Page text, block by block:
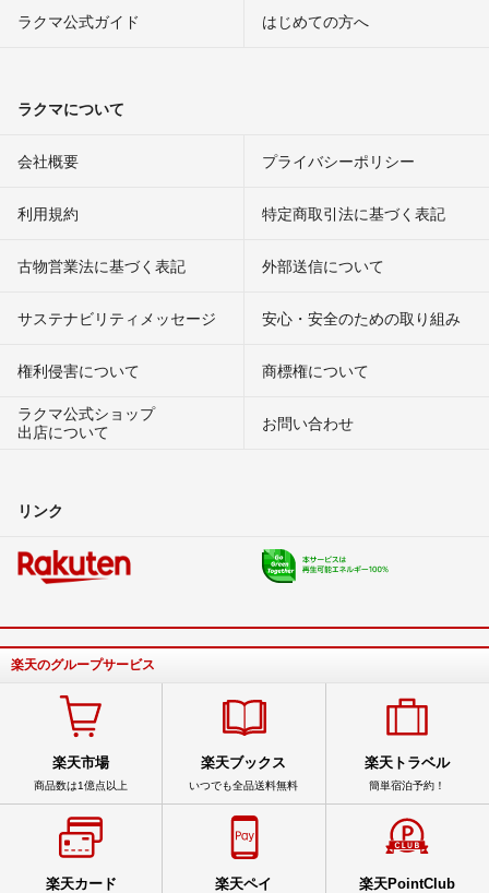
ラクマ公式ガイド はじめての方へ
ラクマについて
会社概要 プライバシーポリシー
利用規約 特定商取引法に基づく表記
古物営業法に基づく表記 外部送信について
サステナビリティメッセージ 安心・安全のための取り組み
権利侵害について
商標権について
ラクマ公式ショップ
出店について
お問い合わせ
リンク
楽天のグループサービス
楽天市場
商品数は1億点以上
楽天ブックス
いつでも全品送料無料
楽天トラベル
簡単宿泊予約！
楽天カード 楽天ペイ 楽天PointClub